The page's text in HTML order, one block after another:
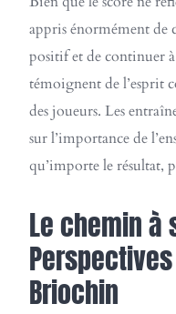
appris énormément de
positif et de continuer
témoignent de l’esprit
des joueurs. Les
sur l’importance de
qu’importe le résultat,
Le chemin à
Briochin